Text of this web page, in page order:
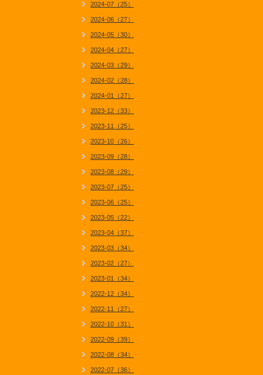
2024-07（25）
2024-06（27）
2024-05（30）
2024-04（27）
2024-03（29）
2024-02（28）
2024-01（27）
2023-12（33）
2023-11（25）
2023-10（26）
2023-09（28）
2023-08（29）
2023-07（25）
2023-06（25）
2023-05（22）
2023-04（37）
2023-03（34）
2023-02（27）
2023-01（34）
2022-12（34）
2022-11（27）
2022-10（31）
2022-09（39）
2022-08（34）
2022-07（36）